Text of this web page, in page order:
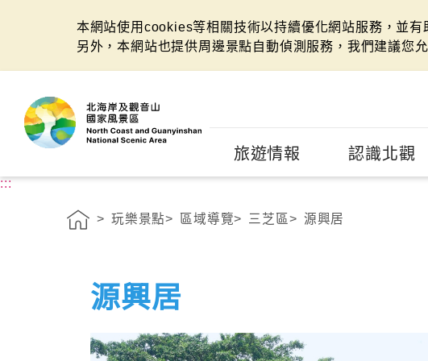
本網站使用cookies等相關技術以持續優化網站服務，並
另外，本網站也提供周邊景點自動偵測服務，我們建議您
旅遊情報 認識北觀
:::
玩樂景點 區域導覽 三芝區 源興居
源興居